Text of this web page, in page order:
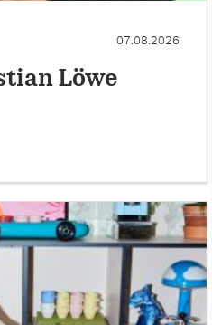
07.08.2026
Löwe